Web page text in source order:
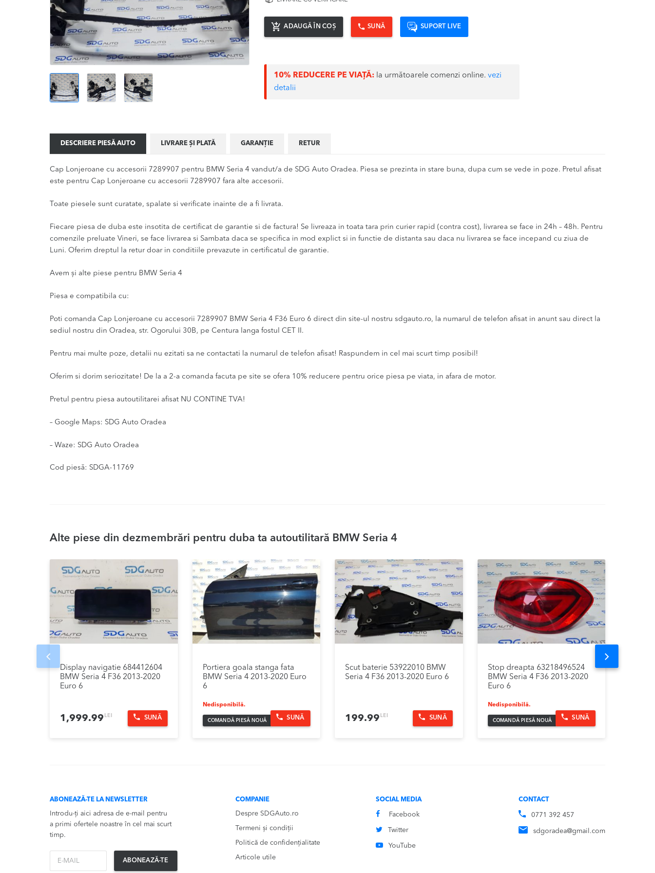
ADAUGĂ ÎN COȘ SUNĂ SUPORT LIVE
10% REDUCERE PE VIAȚĂ: la următoarele comenzi online.vezi
detalii
DESCRIERE PIESĂ AUTO LIVRARE ȘI PLATĂ GARANȚIE RETUR
Cap Lonjeroane cu accesorii 7289907 pentru BMW Seria 4 vandut/a de SDG Auto Oradea. Piesa se prezinta in stare buna, dupa cum se vede in poze. Pretul afisat
este pentru Cap Lonjeroane cu accesorii 7289907 fara alte accesorii.
Toate piesele sunt curatate, spalate si verificate inainte de a fi livrata.
Fiecare piesa de duba este insotita de certificat de garantie si de factura! Se livreaza in toata tara prin curier rapid (contra cost), livrarea se face in 24h – 48h. Pentru
comenzile preluate Vineri, se face livrarea si Sambata daca se specifica in mod explict si in functie de distanta sau daca nu livrarea se face incepand cu ziua de
Luni. Oferim dreptul la retur doar in conditiile prevazute in certificatul de garantie.
Avem și alte piese pentru BMW Seria 4
Piesa e compatibila cu:
Poti comanda Cap Lonjeroane cu accesorii 7289907 BMW Seria 4 F36 Euro 6 direct din site-ul nostru sdgauto.ro, la numarul de telefon afisat in anunt sau direct la
sediul nostru din Oradea, str. Ogorului 30B, pe Centura langa fostul CET II.
Pentru mai multe poze, detalii nu ezitati sa ne contactati la numarul de telefon afisat! Raspundem in cel mai scurt timp posibil!
Oferim si dorim seriozitate! De la a 2-a comanda facuta pe site se ofera 10% reducere pentru orice piesa pe viata, in afara de motor.
Pretul pentru piesa autoutilitarei afisat NU CONTINE TVA!
– Google Maps: SDG Auto Oradea
– Waze: SDG Auto Oradea
Cod piesă: SDGA-11769
Alte piese din dezmembrări pentru duba ta autoutilitară BMW Seria 4
Display navigatie 684412604
BMW Seria 4 F36 2013-2020
Euro 6
1,999.99 LEI SUNĂ
Portiera goala stanga fata
BMW Seria 4 2013-2020 Euro
6
Nedisponibilă.
COMANDĂ PIESĂ NOUĂ SUNĂ
Scut baterie 53922010 BMW
Seria 4 F36 2013-2020 Euro 6
199.99 LEI SUNĂ
Stop dreapta 63218496524
BMW Seria 4 F36 2013-2020
Euro 6
Nedisponibilă.
COMANDĂ PIESĂ NOUĂ SUNĂ
Prev Next
ABONEAZĂ-TE LA NEWSLETTER
Introdu-ți aici adresa de e-mail pentru
a primi ofertele noastre în cel mai scurt
timp.
ABONEAZĂ-TE
COMPANIE
Despre SDGAuto.ro
Termeni și condiții
Politică de confidențialitate
Articole utile
SOCIAL MEDIA
Facebook
Twitter
YouTube
CONTACT
0771 392 457
sdgoradea@gmail.com